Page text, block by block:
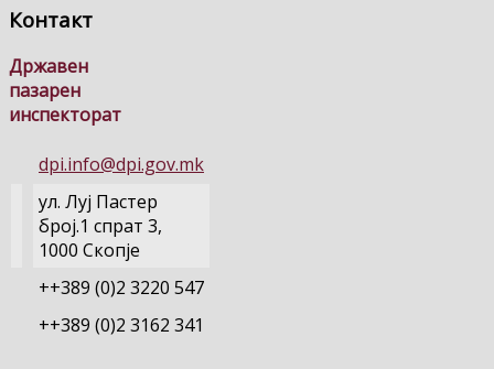
Контакт
Државен
пазарен
инспекторат
dpi.info@dpi.gov.mk
ул. Луј Пастер
број.1 спрат 3,
1000 Скопје
++389 (0)2 3220 547
++389 (0)2 3162 341